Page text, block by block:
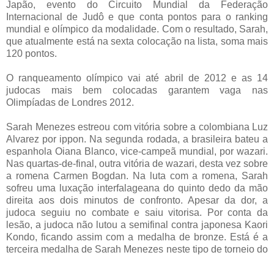
Japão, evento do Circuito Mundial da Federação
Internacional de Judô e que conta pontos para o ranking
mundial e olímpico da modalidade. Com o resultado, Sarah,
que atualmente está na sexta colocação na lista, soma mais
120 pontos.
O ranqueamento olímpico vai até abril de 2012 e as 14
judocas mais bem colocadas garantem vaga nas
Olimpíadas de Londres 2012.
Sarah Menezes estreou com vitória sobre a colombiana Luz
Alvarez por ippon. Na segunda rodada, a brasileira bateu a
espanhola Oiana Blanco, vice-campeã mundial, por wazari.
Nas quartas-de-final, outra vitória de wazari, desta vez sobre
a romena Carmen Bogdan. Na luta com a romena, Sarah
sofreu uma luxação interfalageana do quinto dedo da mão
direita aos dois minutos de confronto. Apesar da dor, a
judoca seguiu no combate e saiu vitorisa. Por conta da
lesão, a judoca não lutou a semifinal contra japonesa Kaori
Kondo, ficando assim com a medalha de bronze. Está é a
terceira medalha de Sarah Menezes neste tipo de torneio do